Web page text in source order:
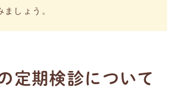
しょう。
定期検診について